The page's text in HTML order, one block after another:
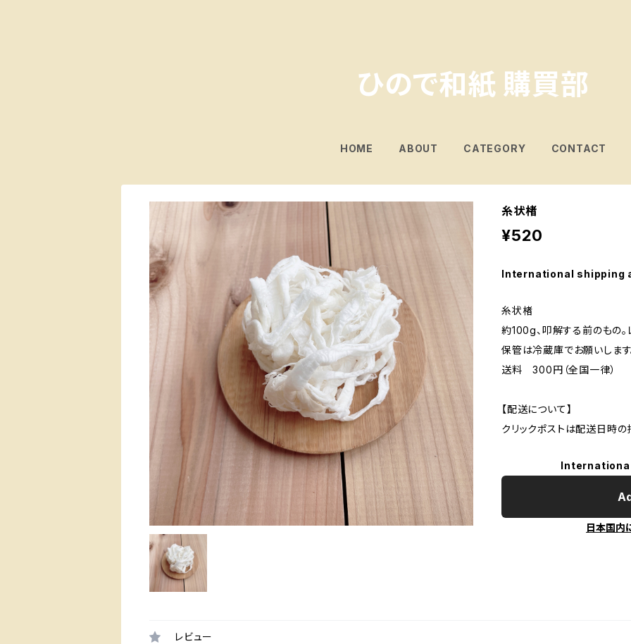
ひので和紙 購買部
HOME ABOUT CATEGORY CONTACT
糸状楮
¥520
International shipping
糸状楮
約100g、叩解する前のもの。
保管は冷蔵庫でお願いします
送料 300円（全国一律）
【配送について】
クリックポストは配送日時の
日本国内
レビュー